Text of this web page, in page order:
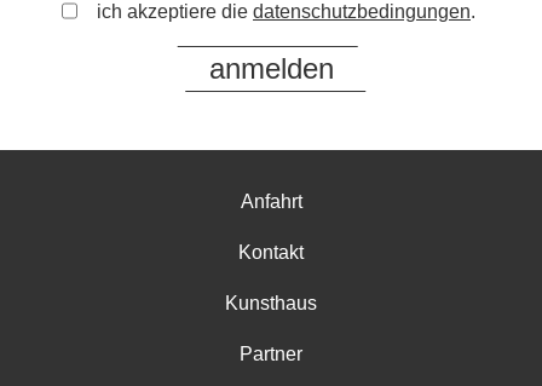
ich akzeptiere die datenschutzbedingungen.
Anfahrt
Kontakt
Kunsthaus
Partner